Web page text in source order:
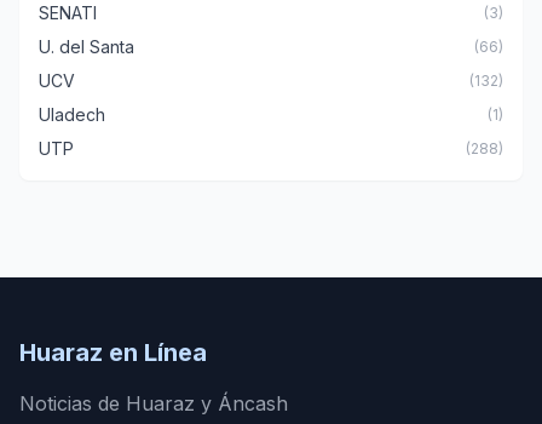
SENATI (3)
U. del Santa (66)
UCV (132)
Uladech (1)
UTP (288)
Huaraz en Línea
Noticias de Huaraz y Áncash